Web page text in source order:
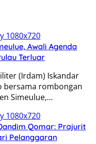
Awali Agenda
Terluar
(Irdam) Iskandar
bersama rombongan
Simeulue,…
Qomar: Prajurit
Pelanggaran